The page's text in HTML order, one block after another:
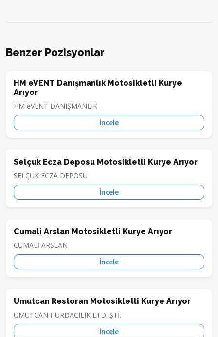
Benzer Pozisyonlar
HM eVENT Danışmanlık Motosikletli Kurye
Arıyor
HM eVENT DANIŞMANLIK
İncele
Selçuk Ecza Deposu Motosikletli Kurye Arıyor
SELÇUK ECZA DEPOSU
İncele
Cumali Arslan Motosikletli Kurye Arıyor
CUMALİ ARSLAN
İncele
Umutcan Restoran Motosikletli Kurye Arıyor
UMUTCAN HURDACILIK LTD. ŞTİ.
İncele